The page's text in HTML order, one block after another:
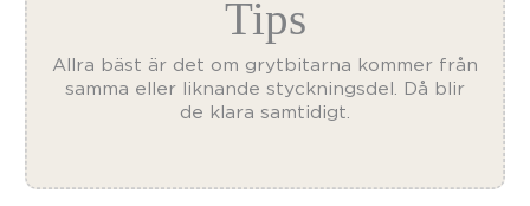
Allra bäst är det om grytbitarna kommer från
samma eller liknande styckningsdel. Då blir
de klara samtidigt.